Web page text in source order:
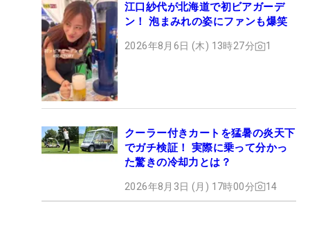
江口紗代が北海道で初ビアガーデ
ン！ 泡まみれの姿にファンも爆笑
2026年8月6日 (木) 13時27分 1
クーラー付きカートを猛暑の炎天下
でガチ検証！ 実際に乗って分かっ
た驚きの冷却力とは？
2026年8月3日 (月) 17時00分 14